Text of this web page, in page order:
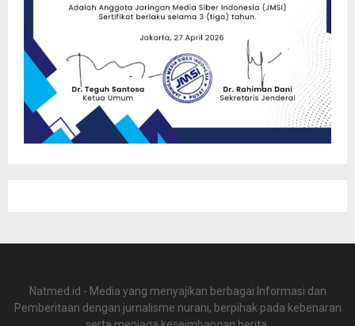
Natmed.id - Media yang menyajikan berbagai Informasi dan
Pemberitaan dengan jurnalisme nurani, berpihak pada kebenaran